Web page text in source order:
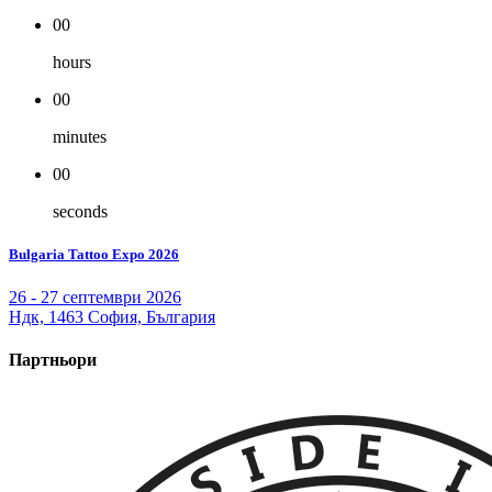
00
hours
00
minutes
00
seconds
Bulgaria Tattoo Expo 2026
26 - 27 септември 2026
Ндк, 1463 София, България
Партньори